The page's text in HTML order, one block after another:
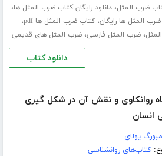
ضرب المثل،دانلود رایگان کتاب ضرب المثل ها،
المثل ها رایگان،کتاب ضرب المثل ها pdf ،
،ضرب المثل فارسی،ضرب المثل های قدیمی
دانلود کتاب
روانکاوی و نقش آن در شکل گیری
انسان
یولای
کتاب‌های روانشناسی